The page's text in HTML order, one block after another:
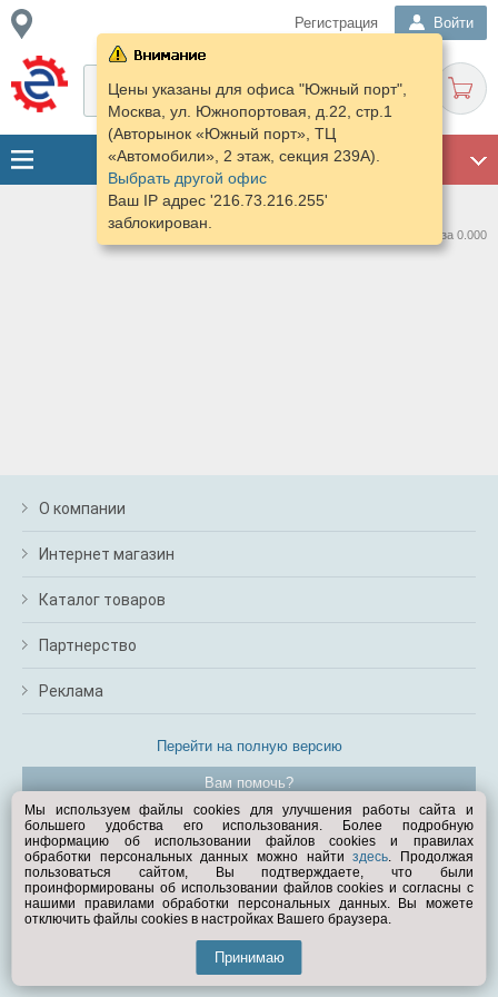
Регистрация Войти
Цены указаны для офиса "Южный порт",
Москва, ул. Южнопортовая, д.22, стр.1
(Авторынок «Южный порт», ТЦ
«Автомобили», 2 этаж, секция 239А).
Выбрать другой офис
Ваш IP адрес '216.73.216.255'
заблокирован.
Нашлось предложений: 0 за 0.000
О компании
Интернет магазин
Каталог товаров
Партнерство
Реклама
Перейти на полную версию
Вам помочь?
© Exist.ru 1998—2026
Мы используем файлы cookies для улучшения работы сайта и
большего удобства его использования. Более подробную
информацию об использовании файлов cookies и правилах
обработки персональных данных можно найтиздесь. Продолжая
пользоваться сайтом, Вы подтверждаете, что были
проинформированы об использовании файлов cookies и согласны с
нашими правилами обработки персональных данных. Вы можете
отключить файлы cookies в настройках Вашего браузера.
Принимаю